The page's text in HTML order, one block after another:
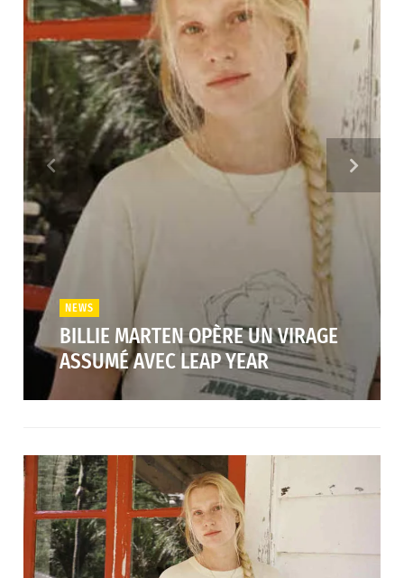
NEWS
BILLIE MARTEN OPÈRE UN VIRAGE
ASSUMÉ AVEC LEAP YEAR